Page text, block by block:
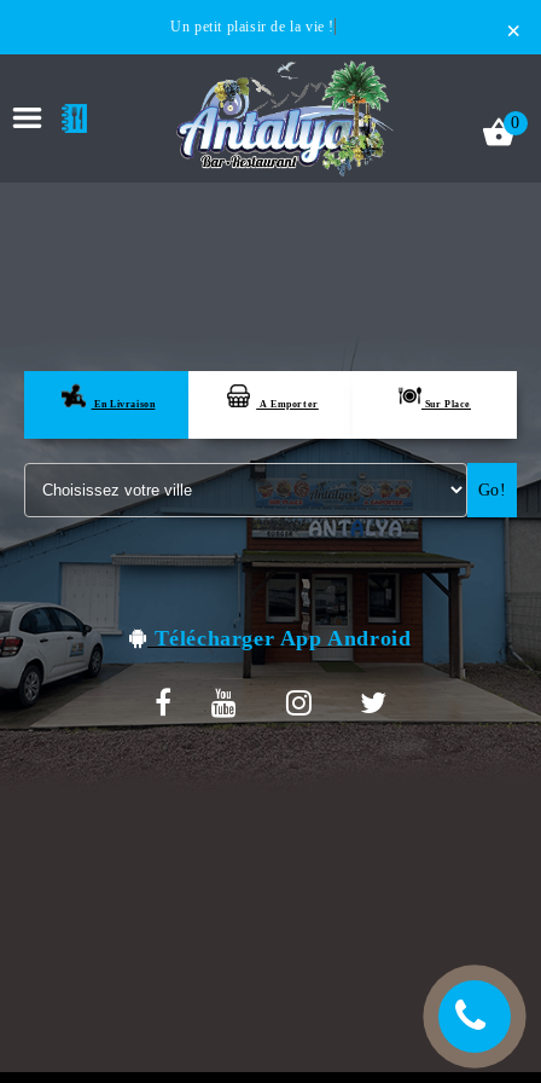
×
Un petit plaisir de la vie !
LA CARTE
VOTRE COMPTE
NOTRE RESTAURANT
VOS AVIS
MENTIONS LÉGALES
C.G.V
0
En Livraison A Emporter Sur Place
Go!
Télécharger App Android